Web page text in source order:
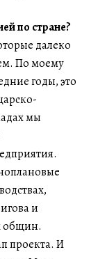
по стране?
далеко
По моему
годы, это
мы
и
общин.
проекта. И